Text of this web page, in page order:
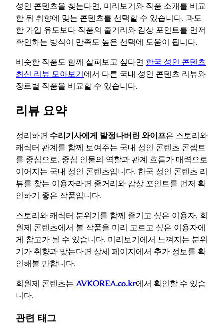
성인 콘텐츠을 찾는다면, 미리보기와 작품 소개를 비교
한 뒤 취향에 맞는 콘텐츠를 선택할 수 있습니다. 과도
한 가입 유도보다 작품의 줄거리와 감상 포인트를 먼저
확인하는 방식이 만족도 높은 선택에 도움이 됩니다.
비슷한 작품도 함께 살펴보고 싶다면 한국 성인 콘텐츠
최신 리뷰 모아보기에서 다른 국내 성인 콘텐츠 리뷰와
장르별 작품을 비교할 수 있습니다.
리뷰 요약
정리하면 수리기사에게 발정나버린 와이프은 스토리와
캐릭터 관계를 함께 보여주는 국내 성인 콘텐츠 콘셉트
를 중심으로, 중심 인물의 역할과 관계 흐름가 매력으로
이어지는 국내 성인 콘텐츠입니다. 한국 성인 콘텐츠 리
뷰를 찾는 이용자라면 줄거리와 감상 포인트를 먼저 확
인하기 좋은 작품입니다.
스토리와 캐릭터 분위기를 함께 즐기고 싶은 이용자, 회
원제 콘텐츠에서 볼 작품을 미리 고르고 싶은 이용자에
게 참고가 될 수 있습니다. 미리보기에서 느껴지는 분위
기가 취향과 맞는다면 상세 페이지에서 추가 정보를 확
인해볼 만합니다.
회원제 콘텐츠는 AVKOREA.co.kr에서 확인할 수 있습
니다.
관련 태그